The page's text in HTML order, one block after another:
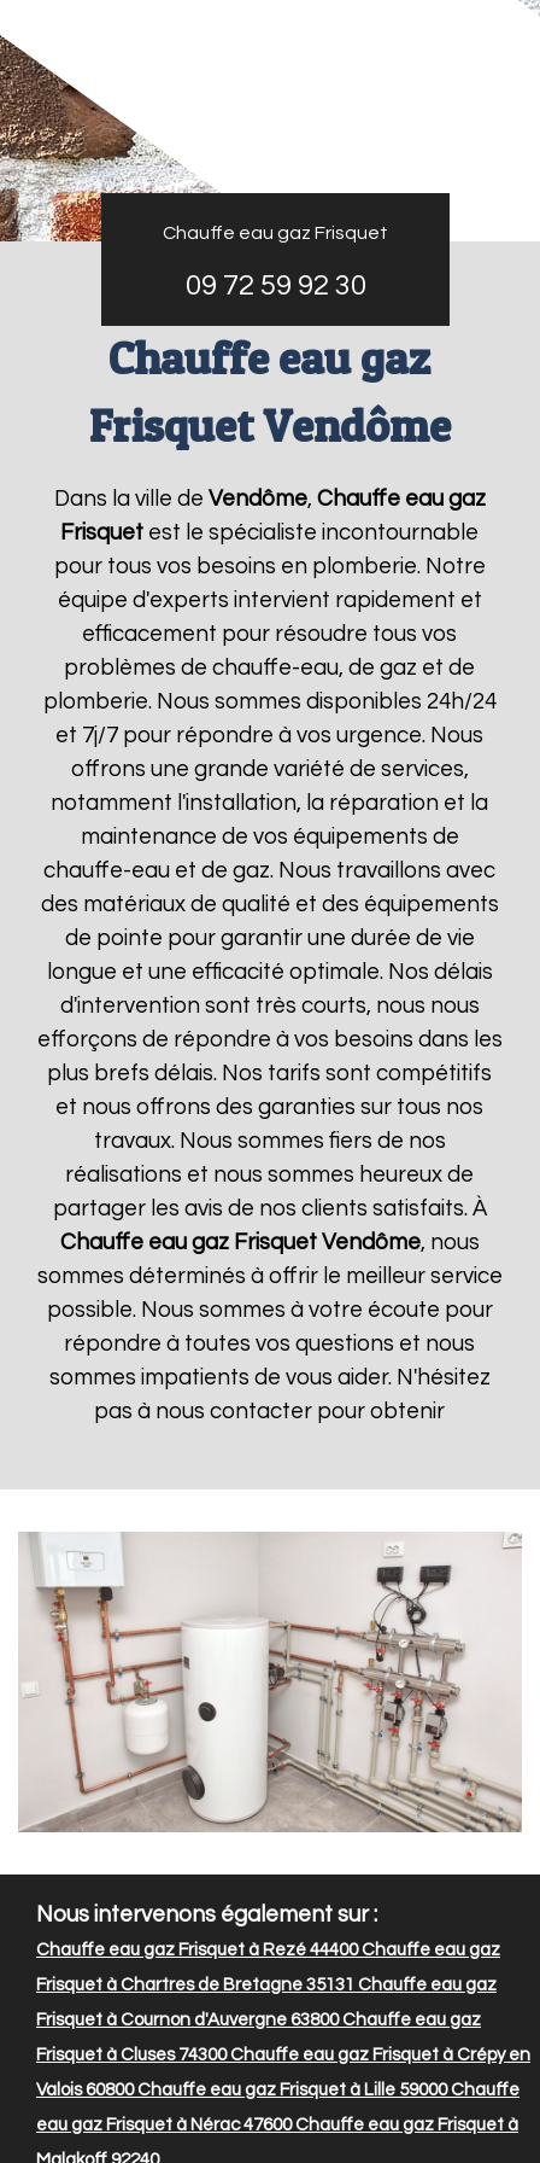
Chauffe eau gaz Frisquet
09 72 59 92 30
Chauffe eau gaz
Frisquet Vendôme
Dans la ville de Vendôme, Chauffe eau gaz
Frisquet est le spécialiste incontournable
pour tous vos besoins en plomberie. Notre
équipe d'experts intervient rapidement et
efficacement pour résoudre tous vos
problèmes de chauffe-eau, de gaz et de
plomberie. Nous sommes disponibles 24h/24
et 7j/7 pour répondre à vos urgence. Nous
offrons une grande variété de services,
notamment l'installation, la réparation et la
maintenance de vos équipements de
chauffe-eau et de gaz. Nous travaillons avec
des matériaux de qualité et des équipements
de pointe pour garantir une durée de vie
longue et une efficacité optimale. Nos délais
d'intervention sont très courts, nous nous
efforçons de répondre à vos besoins dans les
plus brefs délais. Nos tarifs sont compétitifs
et nous offrons des garanties sur tous nos
travaux. Nous sommes fiers de nos
réalisations et nous sommes heureux de
partager les avis de nos clients satisfaits. À
Chauffe eau gaz Frisquet Vendôme, nous
sommes déterminés à offrir le meilleur service
possible. Nous sommes à votre écoute pour
répondre à toutes vos questions et nous
sommes impatients de vous aider. N'hésitez
pas à nous contacter pour obtenir
Nous intervenons également sur :
Chauffe eau gaz Frisquet à Rezé 44400Chauffe eau gaz
Frisquet à Chartres de Bretagne 35131 Chauffe eau gaz
Frisquet à Cournon d'Auvergne 63800Chauffe eau gaz
Frisquet à Cluses 74300Chauffe eau gaz Frisquet à Crépy en
Valois 60800Chauffe eau gaz Frisquet à Lille 59000Chauffe
eau gaz Frisquet à Nérac 47600Chauffe eau gaz Frisquet à